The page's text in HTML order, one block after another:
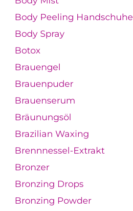
Body Peeling Handschuhe
Body Spray
Botox
Brauengel
Brauenpuder
Brauenserum
Bräunungsöl
Brazilian Waxing
Brennnessel-Extrakt
Bronzer
Bronzing Drops
Bronzing Powder